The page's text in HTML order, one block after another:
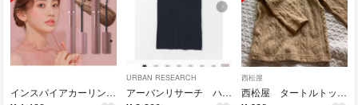
インスパイアカーリングマスカラ ブラウン
URBAN RESEARCH
アーバンリサーチ ハーフミラノニットスカート
西松屋
西松屋 タートルトップス